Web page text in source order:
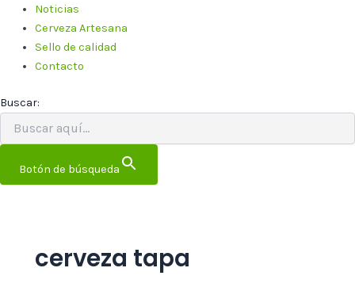
Noticias
Cerveza Artesana
Sello de calidad
Contacto
Buscar:
Botón de búsqueda
cerveza tapa